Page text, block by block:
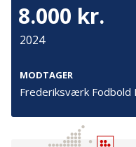
8.000 kr.
2024
MODTAGER
Frederiksværk Fodbold
Tilmeld
De seneste nyheder om
aktiviteter direkte i din